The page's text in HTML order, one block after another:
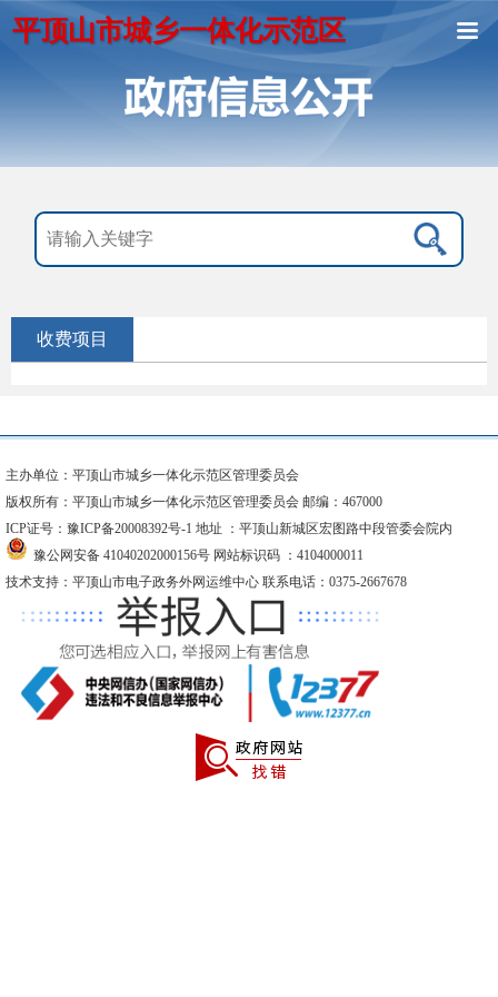
平顶山市城乡一体化示范区
收费项目
主办单位：平顶山市城乡一体化示范区管理委员会
版权所有：平顶山市城乡一体化示范区管理委员会 邮编：467000
ICP证号：豫ICP备20008392号-1 地址 ：平顶山新城区宏图路中段管委会院内
豫公网安备 41040202000156号 网站标识码 ：4104000011
技术支持：平顶山市电子政务外网运维中心 联系电话：0375-2667678